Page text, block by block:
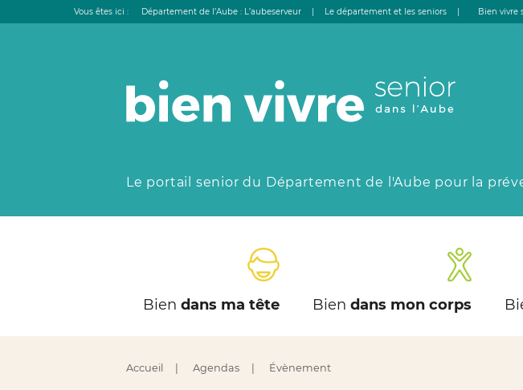
Vous êtes ici : Département de l’Aube : L’aubeserveur | Le département et les seniors | Bien vivre
Le portail senior du Département de l'Aube pour la
Bien dans ma tête Bien dans mon corps
Accueil Agendas Évènement